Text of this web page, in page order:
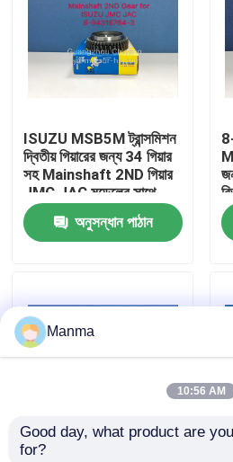
আমাদের সম্পর্কে
মান নিয়ন্ত্রণ
যোগাযোগ করুন
ট্রাক অটো পার্ট
ইসুজু ইঞ্জিন যন্ত্রাংশ
ISUZU MSB5M ট্রান্সমিশন
দ্বিতীয় গিয়ারের জন্য 34 গিয়ার
সহ Mainshaft 2ND গিয়ার
JMC JAC মডেলের সাথে
সামঞ্জস্যপূর্ণ
অনুসন্ধান পাঠান
JMC JAC FOTON
Manma
10:56 AM
Good day, what product are
for?